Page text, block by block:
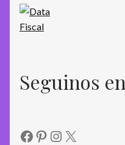
Seguinos en
Facebook
Pinterest
Instagram
X